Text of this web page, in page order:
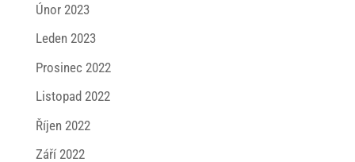
Únor 2023
Leden 2023
Prosinec 2022
Listopad 2022
Říjen 2022
Září 2022